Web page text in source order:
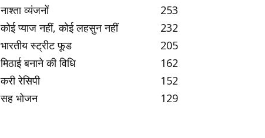
नाश्ता व्यंजनों
253
कोई प्याज नहीं, कोई लहसुन नहीं
232
भारतीय स्ट्रीट फूड
205
मिठाई बनाने की विधि
162
करी रेसिपी
152
सह भोजन
129